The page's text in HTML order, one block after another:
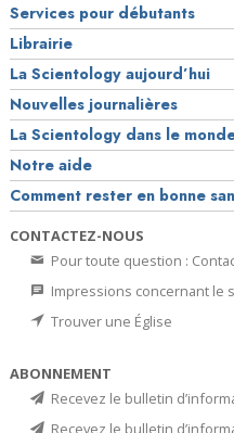
Services pour débutants
Librairie
La Scientology aujourd’hui
Nouvelles journalières
La Scientology dans le
Notre aide
Comment rester en bonne
CONTACTEZ-NOUS
Pour toute question :
Impressions concernant le
Trouver une Église
ABONNEMENT
Recevez le bulletin
Recevez le bulletin